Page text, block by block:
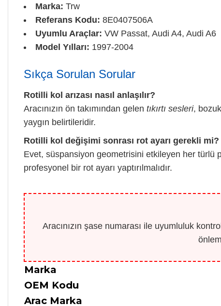
Marka: Trw
Referans Kodu: 8E0407506A
Uyumlu Araçlar: VW Passat, Audi A4, Audi A6
Model Yılları: 1997-2004
Sıkça Sorulan Sorular
Rotilli kol arızası nasıl anlaşılır?
Aracınızın ön takımından gelen tıkırtı sesleri,
yaygın belirtileridir.
Rotilli kol değişimi sonrası rot ayarı gerekli mi?
Evet, süspansiyon geometrisini etkileyen her türlü
profesyonel bir rot ayarı yaptırılmalıdır.
Aracınızın şase numarası ile uyumluluk
Marka
OEM Kodu
Arac Marka